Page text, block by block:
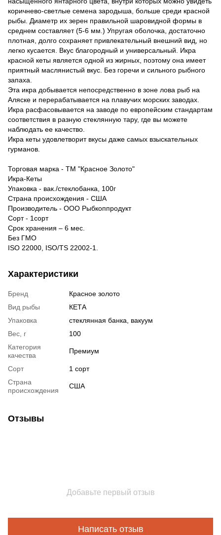
коричнево-светлые семена зародыша, больше среди красной
рыбы. Диаметр их зерен правильной шаровидной формы в
среднем составляет (5-6 мм.) Упругая оболочка, достаточно
плотная, долго сохраняет привлекательный внешний вид, но
легко кусается. Вкус благородный и универсальный. Икра
красной кеты является одной из жирных, поэтому она имеет
приятный маслянистый вкус. Без горечи и сильного рыбного
запаха.
Эта икра добывается непосредственно в зоне лова рыб на
Аляске и перерабатывается на плавучих морских заводах.
Икра расфасовывается на заводе по европейским стандартам
соответствия в разную стеклянную тару, где вы можете
наблюдать ее качество.
Икра кеты удовлетворит вкусы даже самых взыскательных
гурманов.
Торговая марка - ТМ "Красное Золото"
Икра-Кеты
Упаковка - вак./стеклобанка, 100г
Страна происхождения - США
Производитель - ООО Рыбкоппродукт
Сорт - 1сорт
Срок хранения – 6 мес.
Без ГМО
ISO 22000, ISO/TS 22002-1.
Характеристики
Бренд
Красное золото
Вид рыбы
КЕТА
Упаковка
стеклянная банка, вакуум
Вес, г
100
Категория
качества
Премиум
Сорт
1 сорт
Страна
происхождения
США
Отзывы
Добавьте первый отзыв
Написать отзыв